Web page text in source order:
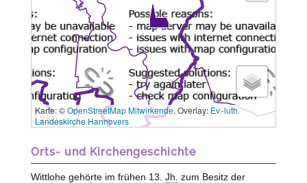
3 km
Karte: ©OpenStreetMap Mitwirkende, Overlay: Ev.-luth.
Landeskirche Hannovers
Orts- und Kirchengeschichte
Wittlohe gehörte im frühen 13. Jh. zum Besitz der